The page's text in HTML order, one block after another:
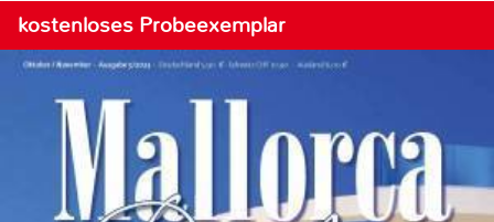
kostenloses Probeexemplar